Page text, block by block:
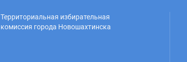
Территориальная избирательная
комиссия города Новошахтинска